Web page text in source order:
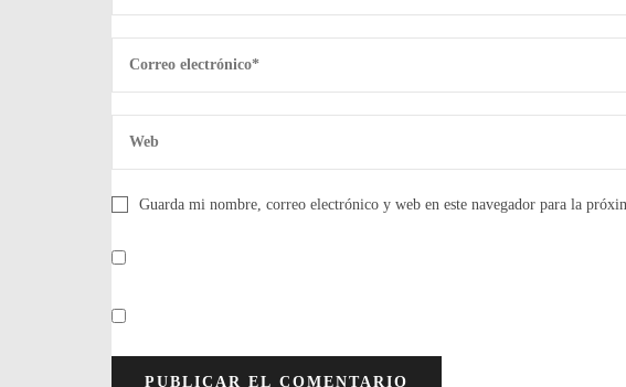
Guarda mi nombre, correo electrónico y web en este navegador para la